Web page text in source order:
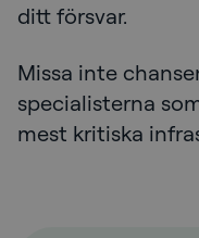
ditt försvar.
Missa inte
specialisterna
mest kritiska